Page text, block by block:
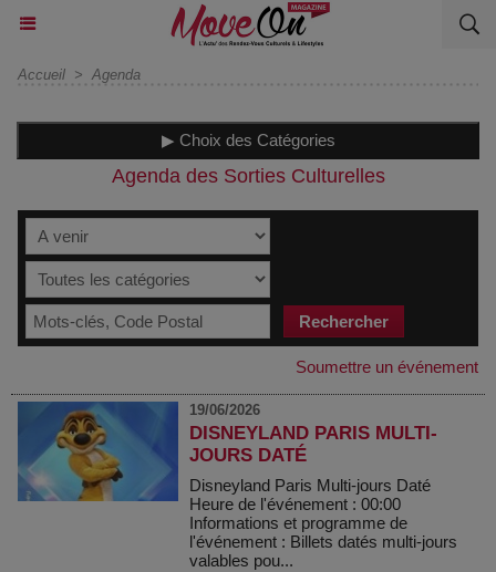
Accueil > Agenda
▶ Choix des Catégories
Agenda des Sorties Culturelles
Soumettre un événement
19/06/2026
DISNEYLAND PARIS MULTI-
JOURS DATÉ
Disneyland Paris Multi-jours Daté
Heure de l'événement : 00:00
Informations et programme de
l'événement : Billets datés multi-jours
valables pou...